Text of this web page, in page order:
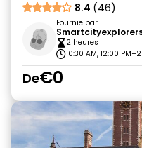
8.4 (46)
Fournie par
2 heures
10:30 AM, 12:00 PM
De€0